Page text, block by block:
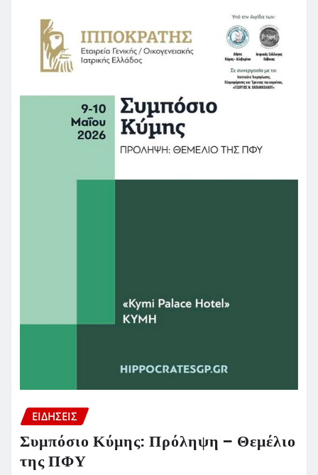
ΕΙΔΗΣΕΙΣ
Συμπόσιο Κύμης: Πρόληψη – Θεμέλιο
της ΠΦΥ